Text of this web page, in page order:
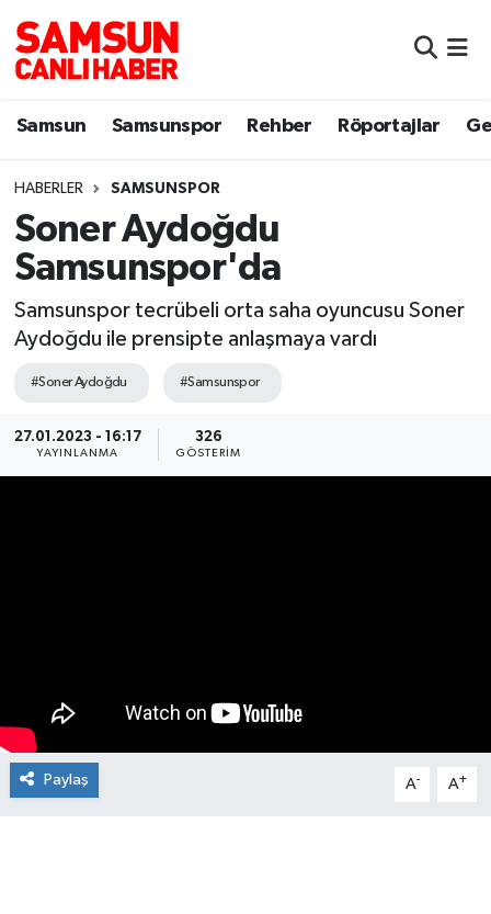
Samsun Samsunspor Rehber Röportajlar
HABERLER SAMSUNSPOR
Soner Aydoğdu
Samsunspor'da
Samsunspor tecrübeli orta saha oyuncusu Soner
Aydoğdu ile prensipte anlaşmaya vardı
#Soner Aydoğdu #Samsunspor
27.01.2023 - 16:17
YAYINLANMA
326
GÖSTERIM
Paylaş A- A+
Samsun
Sokak Röportajları
Dünya
Yemek
Samsun Nöbetçi Eczaneler
Samsun Hava Durumu
Samsun Namaz Vakitleri
Samsun Trafik Yoğunluk Haritası
Süper Lig Puan Durumu ve Fikstür
Haber Arşivi